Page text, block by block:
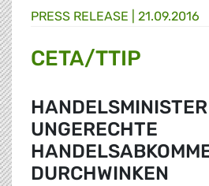
PRESS RELEASE | 21.09.2016
CETA/TTIP
UNGERECHTE
DURCHWINKEN